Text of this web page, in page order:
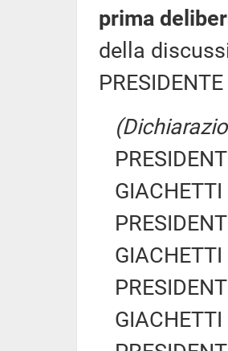
prima
della